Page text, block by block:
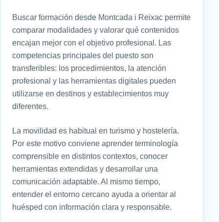
Buscar formación desde Montcada i Reixac permite
comparar modalidades y valorar qué contenidos
encajan mejor con el objetivo profesional. Las
competencias principales del puesto son
transferibles: los procedimientos, la atención
profesional y las herramientas digitales pueden
utilizarse en destinos y establecimientos muy
diferentes.
La movilidad es habitual en turismo y hostelería.
Por este motivo conviene aprender terminología
comprensible en distintos contextos, conocer
herramientas extendidas y desarrollar una
comunicación adaptable. Al mismo tiempo,
entender el entorno cercano ayuda a orientar al
huésped con información clara y responsable.